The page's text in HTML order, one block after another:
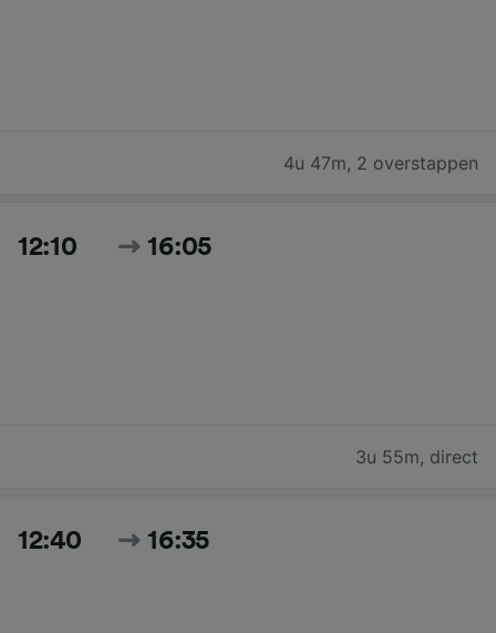
4u 47m, 2 overstappen
12:10 16:05
3u 55m, direct
12:40 16:35